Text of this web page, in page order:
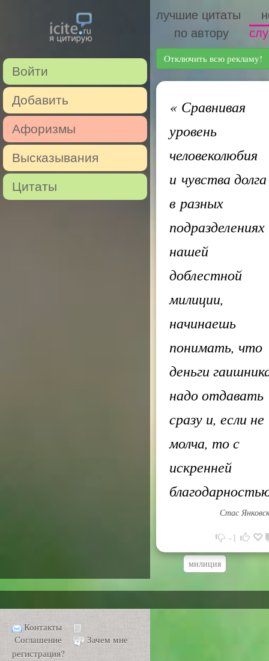
Войти
Добавить
Афоризмы
Высказывания
Цитаты
лучшие цитаты
по автору
Отключить всю рекламу!
«Сравнивая
уровень
человеколюбия
и чувства долга
в разных
подразделениях
нашей
доблестной
милиции,
начинаешь
понимать, что
деньги
надо отдавать
сразу и, если не
молча, то с
искренней
Стас
-1
милиция
Контакты
Соглашение
Зачем мне
регистрация?